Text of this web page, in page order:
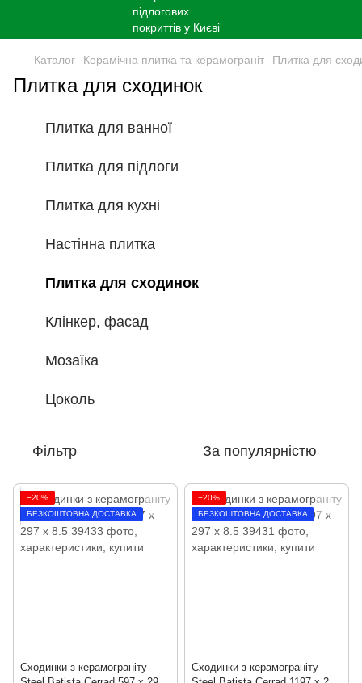
Каталог Керамічна плитка та керамограніт Плитка для
Плитка для сходинок
Плитка для ванної
Плитка для підлоги
Плитка для кухні
Настінна плитка
Плитка для сходинок
Клінкер, фасад
Мозаїка
Цоколь
Фільтр За популярністю
−20%
БЕЗКОШТОВНА ДОСТАВКА
Сходинки з керамограніту
−20%
БЕЗКОШТОВНА ДОСТАВКА
Сходинки з керамограніту